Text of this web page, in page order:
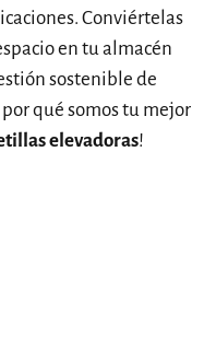
Conviértelas
en tu almacén
sostenible de
por qué somos tu mejor
elevadoras!